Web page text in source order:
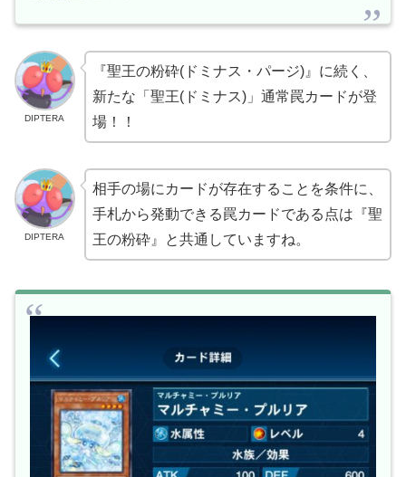
DIPTERA
『聖王の粉砕(ドミナス・パージ)』に続く、
新たな「聖王(ドミナス)」通常罠カードが登
場！！
DIPTERA
相手の場にカードが存在することを条件に、
手札から発動できる罠カードである点は『聖
王の粉砕』と共通していますね。